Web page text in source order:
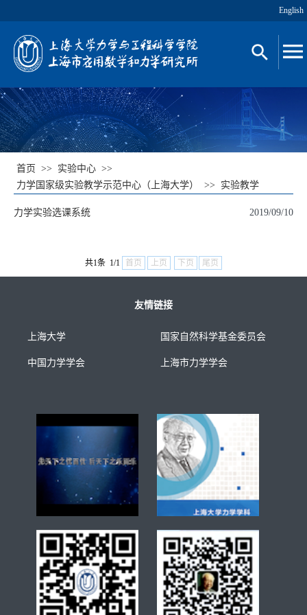
English
首页 >> 实验中心 >>
力学国家级实验教学示范中心（上海大学）
>> 实验教学
力学实验选课系统 2019/09/10
共1条 1/1 首页 上页 下页 尾页
友情链接
上海大学 国家自然科学基金委员会
中国力学学会 上海市力学学会